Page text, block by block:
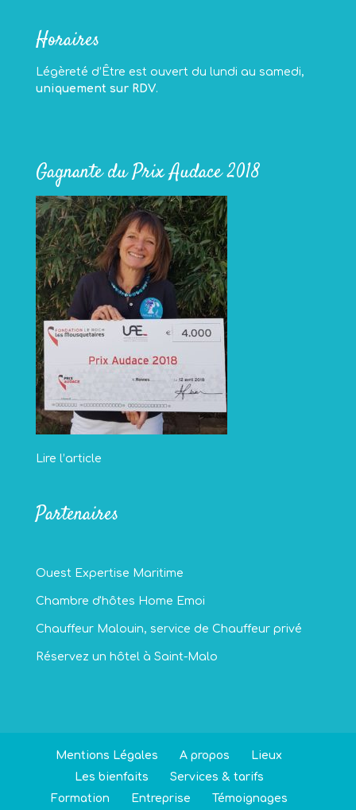
Horaires
Légèreté d’Être est ouvert du lundi au samedi,
uniquement sur RDV.
Gagnante du Prix Audace 2018
Lire l’article
Partenaires
Ouest Expertise Maritime
Chambre d'hôtes Home Emoi
Chauffeur Malouin, service de Chauffeur privé
Réservez un hôtel à Saint-Malo
Mentions Légales A propos
Lieux
Les bienfaits
Services & tarifs
Formation
Entreprise Témoignages